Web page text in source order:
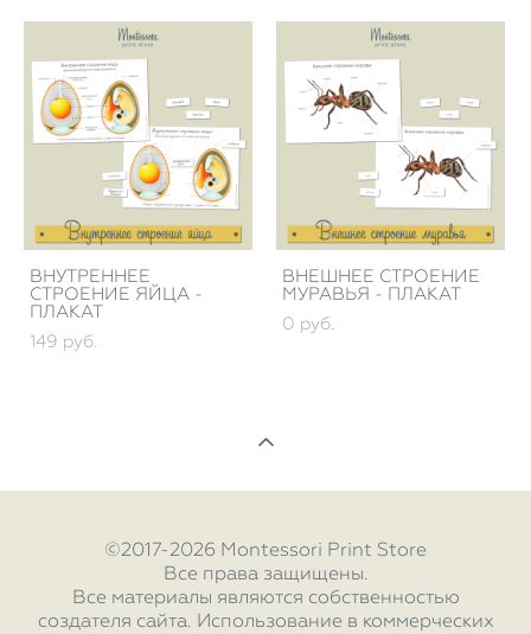
ВНУТРЕННЕЕ
СТРОЕНИЕ ЯЙЦА -
ПЛАКАТ
149 pуб.
ВНЕШНЕЕ СТРОЕНИЕ
МУРАВЬЯ - ПЛАКАТ
0 pуб.
©2017-2026 Montessori Print Store
Все права защищены.
Все материалы являются собственностью
создателя сайта. Использование в коммерческих